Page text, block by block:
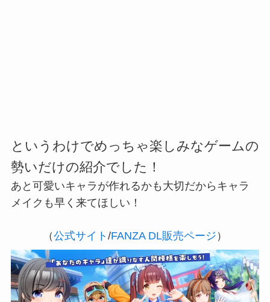
というわけでめっちゃ楽しみなゲームの
勢いだけの紹介でした！
あと可愛いキャラが作れるかも大切だからキャラ
メイクも早く来てほしい！
（公式サイト /FANZA DL販売ページ ）